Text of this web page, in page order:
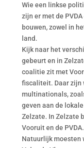
Wie een linkse
zijn er met de
bouwen, zowel in
land.
Kijk naar het
gebeurt en in
coalitie zit met
fiscaliteit. Daar zijn
multinationals,
geven aan de
Zelzate. In Zelzate
Vooruit en de PVDA.
Natuurlijk moesten